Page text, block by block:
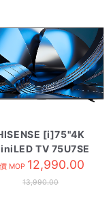
[i]75"4K
TV 75U7SE
MOP 12,990.00
13,990.00